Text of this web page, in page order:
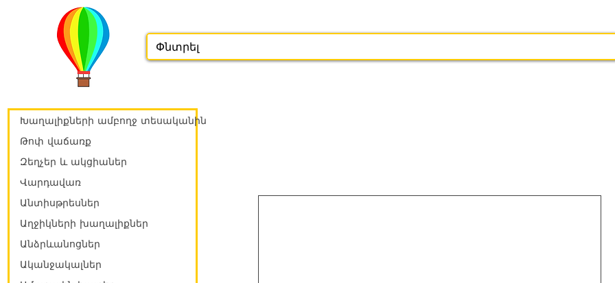
Խաղալիքների ամբողջ տեսականին
Թոփ վաճառք
Զեղչեր և ակցիաներ
Վարդավառ
Անտիսթրեսներ
Աղջիկների խաղալիքներ
Անձրևանոցներ
Ականջակալներ